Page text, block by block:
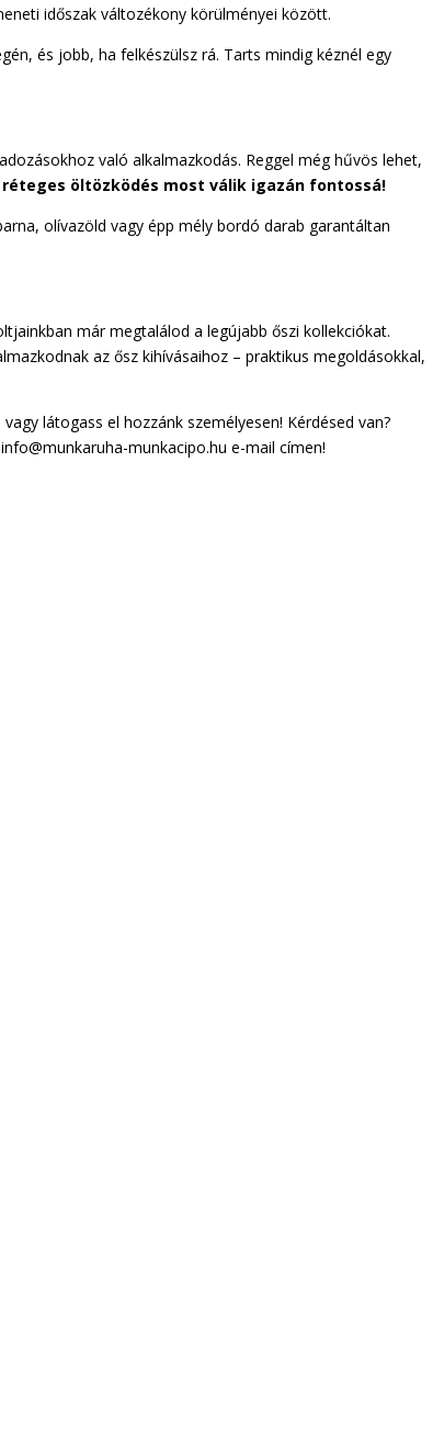
időszak változékony körülményei között.
és jobb, ha felkészülsz rá. Tarts mindig kéznél egy
való alkalmazkodás. Reggel még hűvös lehet,
réteges öltözködés most válik igazán fontossá!
olívazöld vagy épp mély bordó darab garantáltan
már megtalálod a legújabb őszi kollekciókat.
az ősz kihívásaihoz – praktikus megoldásokkal,
látogass el hozzánk személyesen! Kérdésed van?
munkacipo.hu e-mail címen!